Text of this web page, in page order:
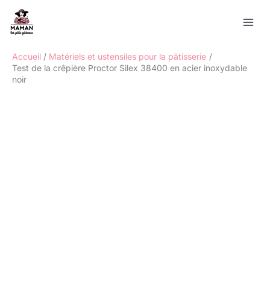
contenu
Accueil
Matériels et ustensiles pour la pâtisserie
Test de la crêpière Proctor Silex 38400 en acier inoxydable
noir
Rechercher